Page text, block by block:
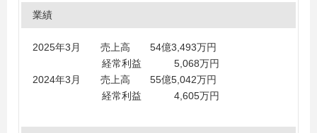
業績
2025年3月 売上高 54億3,493万円
経常利益 5,068万円
2024年3月 売上高 55億5,042万円
経常利益 4,605万円